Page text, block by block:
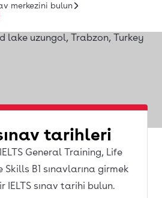
merkezini bulun
tarihleri
General Training, Life
Skills B1 sınavlarına girmek
IELTS sınav tarihi bulun.